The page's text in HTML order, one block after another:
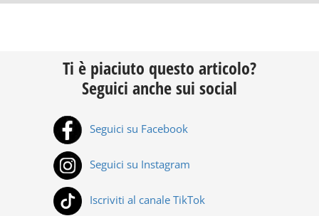
Ti è piaciuto questo articolo?
Seguici anche sui social
Seguici su Facebook
Seguici su Instagram
Iscriviti al canale TikTok